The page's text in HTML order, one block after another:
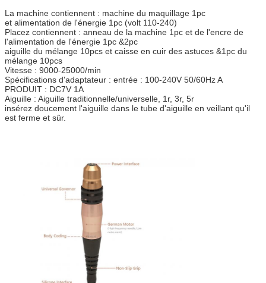
La machine contiennent : machine du maquillage 1pc
et alimentation de l'énergie 1pc (volt 110-240)
Placez contiennent : anneau de la machine 1pc et de l'encre de
l'alimentation de l'énergie 1pc &2pc
aiguille du mélange 10pcs et caisse en cuir des astuces &1pc du
mélange 10pcs
Vitesse : 9000-25000/min
Spécifications d'adaptateur : entrée : 100-240V 50/60Hz A
PRODUIT : DC7V 1A
Aiguille : Aiguille traditionnelle/universelle, 1r, 3r, 5r
insérez doucement l'aiguille dans le tube d'aiguille en veillant qu'il
est ferme et sûr.